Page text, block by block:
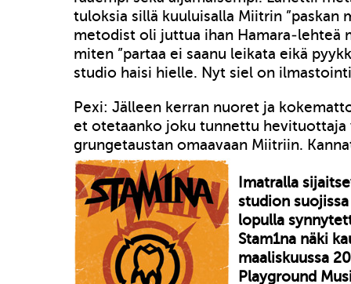
tuloksia sillä kuuluisalla Miitrin ”paskan
metodist oli juttua ihan Hamara-lehteä
miten ”partaa ei saanu leikata eikä
studio haisi hielle. Nyt siel on
Pexi: Jälleen kerran nuoret ja
et otetaanko joku tunnettu hevituottaja
grungetaustan omaavaan Miitriin.
Imatralla
studion
lopulla
Stam1na näki
maaliskuussa
Playground